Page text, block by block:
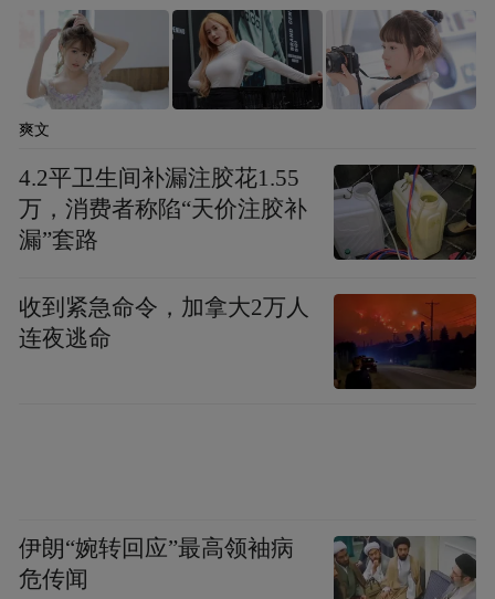
开日增感染估算的做法，称其
“是一次实事求
是的勇敢实践”。
值得一提的是，在青岛披露日新增数据预估
后，东莞也已跟上，指出“感染者正以每天25
万～30万人的规模增长，且增速越来越快”。
求达到 “ 把曲线拉得更平更长，让高峰期进
程可控，为岛城医疗物资储备、医疗救治 服
爽文
4.2平卫生间补漏注胶花1.55
万，消费者称陷“天价注胶补
漏”套路
收到紧急命令，加拿大2万人
连夜逃命
伊朗“婉转回应”最高领袖病
危传闻